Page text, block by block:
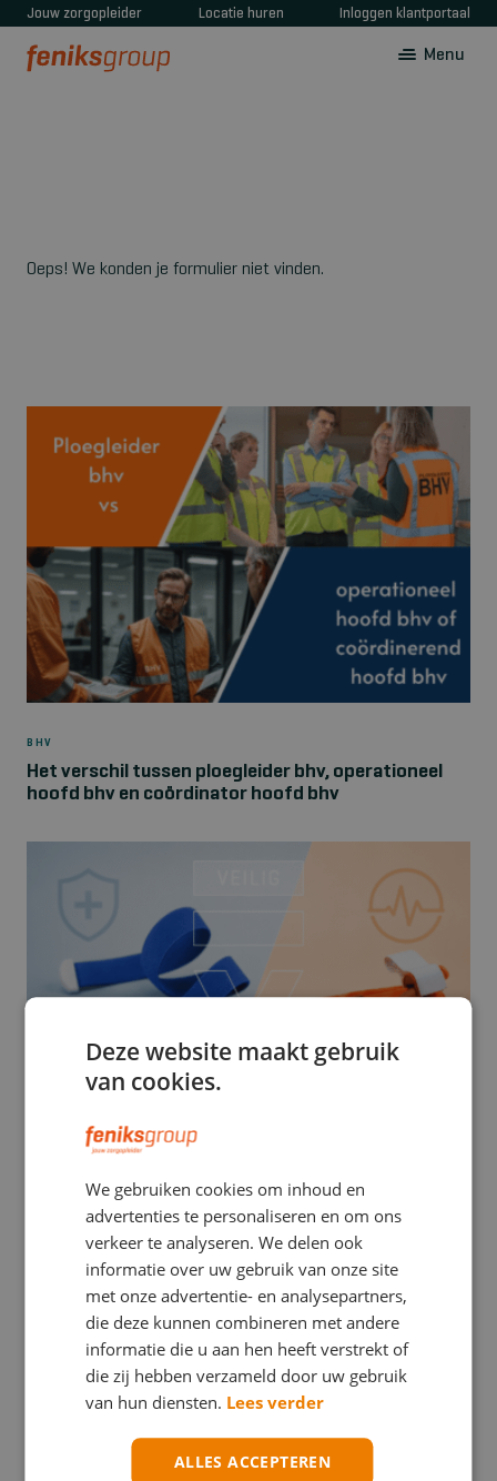
Jouw zorgopleider Locatie huren Inloggen klantportaal
Menu
Oeps! We konden je formulier niet vinden.
BHV
Het verschil tussen ploegleider bhv, operationeel
hoofd bhv en coördinator hoofd bhv
Stuwband versus tourniquet: een verwarrend
verschil met mogelijk ernstige gevolgen
Deze website maakt gebruik
van cookies.
We gebruiken cookies om inhoud en
advertenties te personaliseren en om ons
verkeer te analyseren. We delen ook
informatie over uw gebruik van onze site
met onze advertentie- en analysepartners,
die deze kunnen combineren met andere
informatie die u aan hen heeft verstrekt of
die zij hebben verzameld door uw gebruik
van hun diensten. Lees verder
ALLES ACCEPTEREN